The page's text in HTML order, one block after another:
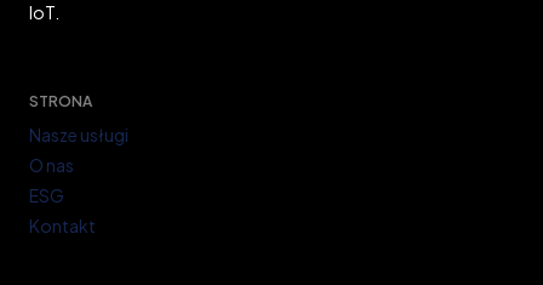
IoT.
STRONA
Nasze usługi
O nas
ESG
Kontakt